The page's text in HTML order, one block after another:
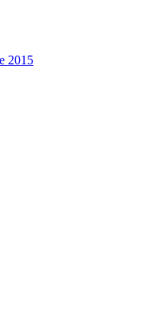
2015